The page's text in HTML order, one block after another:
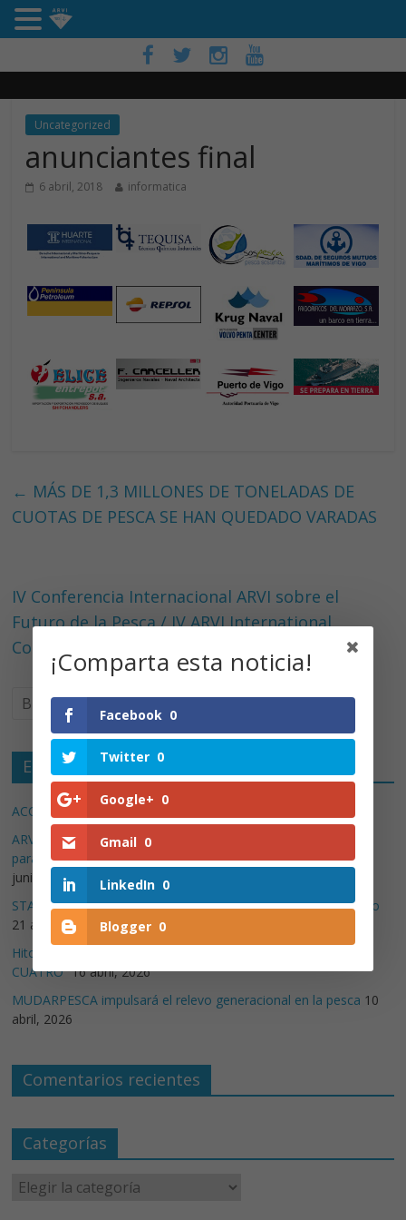
Uncategorized
anunciantes final
6 abril, 2018 informatica
← MÁS DE 1,3 MILLONES DE TONELADAS DE
CUOTAS DE PESCA SE HAN QUEDADO VARADAS
IV Conferencia Internacional ARVI sobre el
Futuro de la Pesca / IV ARVI International
Conference on The Future of Fisheries
Entradas recientes
ACCIÓNS COLECTIVAS 2026
ARVI participa en la campaña “En el mar, cada detalle cuenta”
para impulsar la cultura preventiva en el sector pesquero 30
junio, 2026
STARFISH – Formación que evoluciona con el sector pesquero
21 abril, 2026
Hito científico a bordo de nuestro buque asociado “ESCUALO
CUATRO” 16 abril, 2026
MUDARPESCA impulsará el relevo generacional en la pesca 10
abril, 2026
Comentarios recientes
Categorías
¡Comparta esta noticia!
Facebook 0
Twitter 0
Google+ 0
Gmail 0
LinkedIn 0
Blogger 0